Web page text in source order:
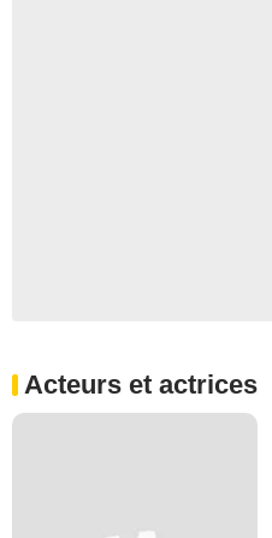
Acteurs et actrices